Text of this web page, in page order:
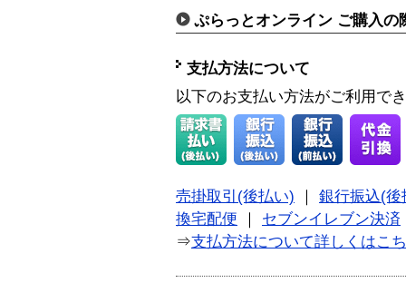
ぷらっとオンライン ご購入の
支払方法について
以下のお支払い方法がご利用で
売掛取引(後払い)
銀行振込(後
換宅配便
セブンイレブン決済
⇒支払方法について詳しくはこ